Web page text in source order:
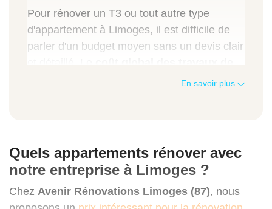
Pour rénover un T3 ou tout autre type
d'appartement à Limoges, il est difficile de
parler d'un budget moyen sans un devis clair
rénovation d'appartement à Limoges
Prix des travaux de rénovation
d'appartement à Limoges :
Type de travaux
En savoir plus
Quels appartements rénover avec
notre entreprise à Limoges ?
Chez Avenir Rénovations Limoges (87), nous